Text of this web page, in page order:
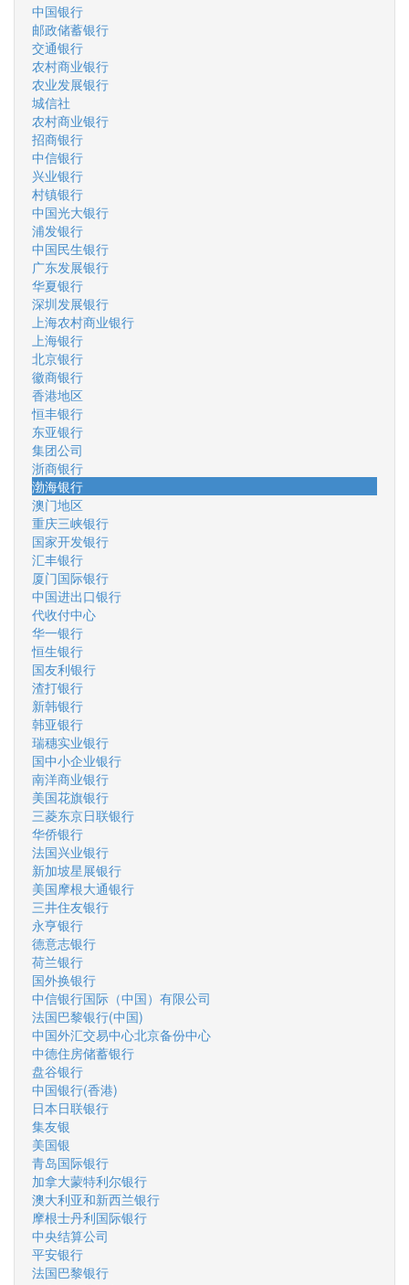
中国银行
邮政储蓄银行
交通银行
农村商业银行
农业发展银行
城信社
农村商业银行
招商银行
中信银行
兴业银行
村镇银行
中国光大银行
浦发银行
中国民生银行
广东发展银行
华夏银行
深圳发展银行
上海农村商业银行
上海银行
北京银行
徽商银行
香港地区
恒丰银行
东亚银行
集团公司
浙商银行
渤海银行
澳门地区
重庆三峡银行
国家开发银行
汇丰银行
厦门国际银行
中国进出口银行
代收付中心
华一银行
恒生银行
国友利银行
渣打银行
新韩银行
韩亚银行
瑞穗实业银行
国中小企业银行
南洋商业银行
美国花旗银行
三菱东京日联银行
华侨银行
法国兴业银行
新加坡星展银行
美国摩根大通银行
三井住友银行
永亨银行
德意志银行
荷兰银行
国外换银行
中信银行国际（中国）有限公司
法国巴黎银行(中国)
中国外汇交易中心北京备份中心
中德住房储蓄银行
盘谷银行
中国银行(香港)
日本日联银行
集友银
美国银
青岛国际银行
加拿大蒙特利尔银行
澳大利亚和新西兰银行
摩根士丹利国际银行
中央结算公司
平安银行
法国巴黎银行